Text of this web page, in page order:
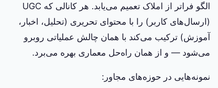
الگو فراتر از املاک تعمیم می‌یابد. هر کانالی که UGC
(ارسال‌های کاربر) را با محتوای تحریری (تحلیل، اخبار،
آموزش) ترکیب می‌کند با همان چالش عملیاتی روبرو
می‌شود — و از همان راه‌حل معماری بهره می‌برد.
نمونه‌هایی در حوزه‌های مجاور: